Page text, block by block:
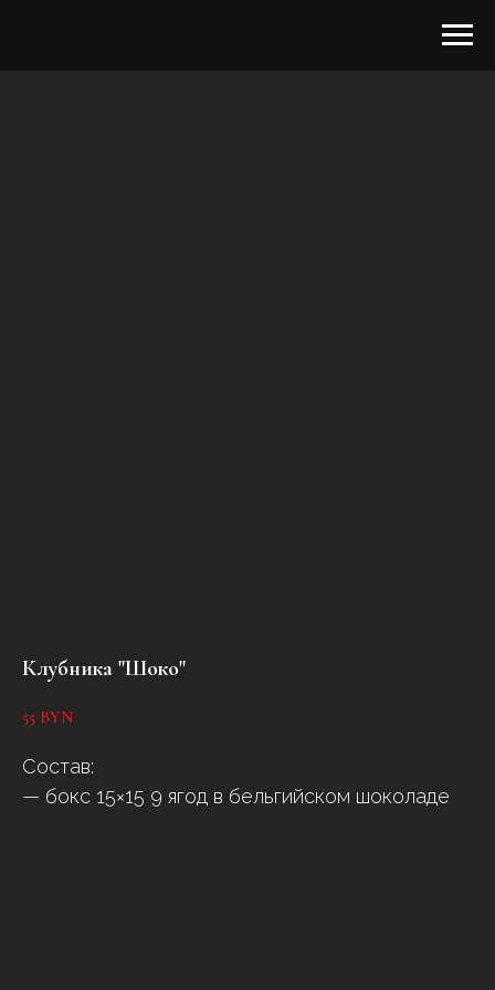
Клубника "Шоко"
55 BYN
Состав:
— бокс 15×15 9 ягод в бельгийском шоколаде